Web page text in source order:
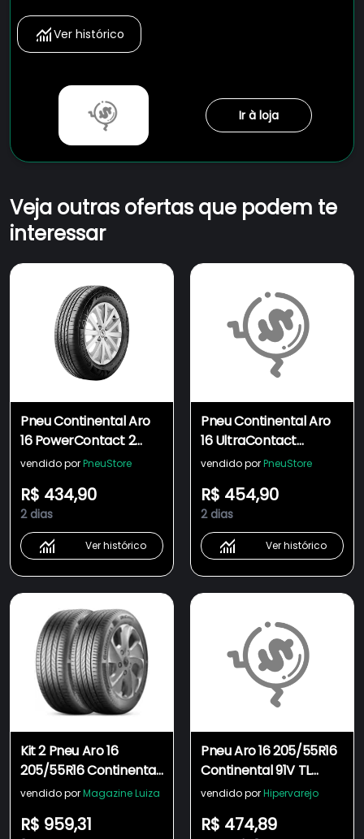
Ver histórico
Ir à loja
Veja outras ofertas que podem te
interessar
Pneu Continental Aro
16 PowerContact 2
205/55R16 91V
vendido porPneuStore
R$ 434,90
2 dias
Ver histórico
Pneu Continental Aro
16 UltraContact
205/55R16 91V
vendido porPneuStore
R$ 454,90
2 dias
Ver histórico
Kit 2 Pneu Aro 16
205/55R16 Continental
91V TL UltraContact
vendido porMagazine Luiza
R$ 959,31
Pneu Aro 16 205/55R16
Continental 91V TL
UltraContact
vendido porHipervarejo
R$ 474,89